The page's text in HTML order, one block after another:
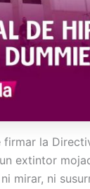
la
extintor
mirar, ni